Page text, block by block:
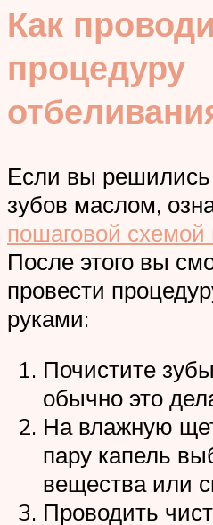
Как
процедуру
Если вы решились
зубов маслом,
пошаговой схемой
После этого вы
провести
руками:
Почистите
обычно это
На влажную
пару капель
вещества или
Проводить